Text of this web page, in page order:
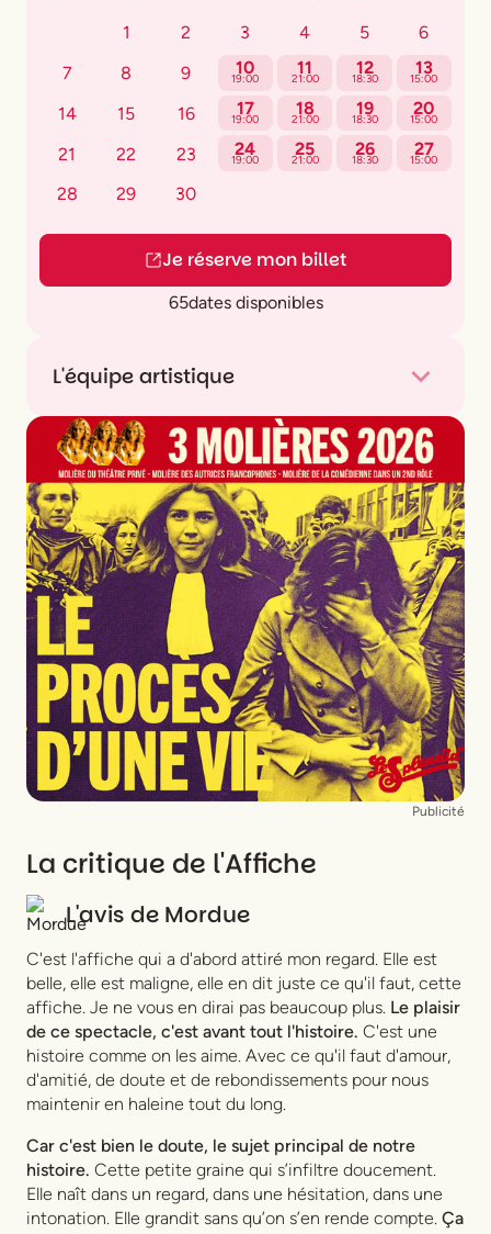
1
2 3 4 5
6
7
8 9 10
19:00
11
21:00
12
18:30
13
15:00
14 15 16 17
19:00
18
21:00
19
18:30
20
15:00
21 22 23 24
19:00
25
21:00
26
18:30
27
15:00
28 29 30
Je réserve mon billet
65dates disponibles
L'équipe artistique
Mise en scèneChloé Froget
Chorégraphie
Julia Bruel
InterprétationAriane Brousse - Simon Larvaron
- Cyril Romoli - Philipp Weissert
Collaboration artistiqueAmandine Chatelain
ScénographieCaroline Lowenbach
MusiqueChristophe Charrier
Costumes Christine Vilers
Lumière
Damien Peray
Publicité
La critique de l'Affiche
L'avis de Mordue
C'est l'affiche qui a d'abord attiré mon regard. Elle est
belle, elle est maligne, elle en dit juste ce qu'il faut, cette
affiche. Je ne vous en dirai pas beaucoup plus. Le plaisir
de ce spectacle, c'est avant tout l'histoire. C'est une
histoire comme on les aime. Avec ce qu'il faut d'amour,
d'amitié, de doute et de rebondissements pour nous
maintenir en haleine tout du long.
Car c'est bien le doute, le sujet principal de notre
histoire. Cette petite graine qui s’infiltre doucement.
Elle naît dans un regard, dans une hésitation, dans une
intonation. Elle grandit sans qu’on s’en rende compte. Ça